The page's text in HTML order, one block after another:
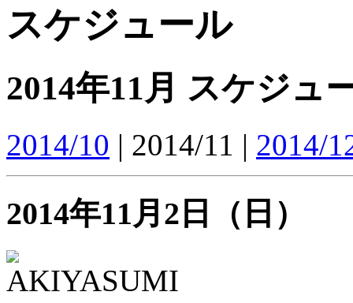
スケジュール
2014年11月 スケジュ
2014/10 | 2014/11 | 2014/
2014年11月2日（日）